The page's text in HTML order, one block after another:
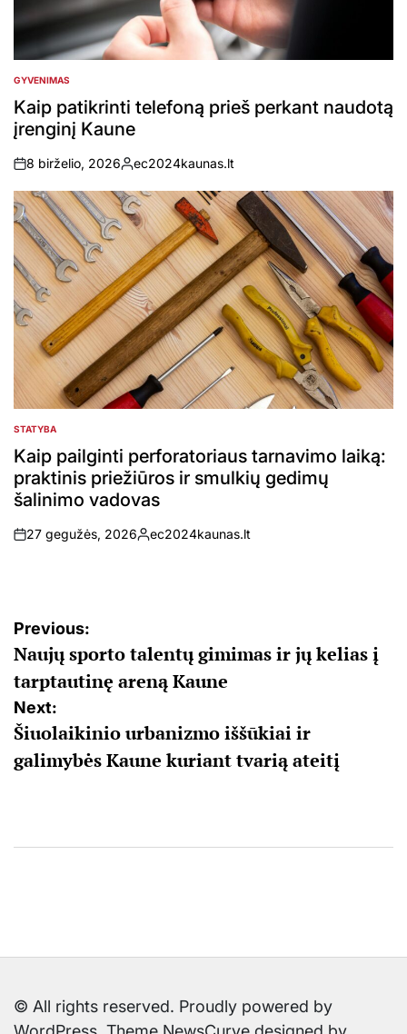
POSTED
IN
GYVENIMAS
Kaip patikrinti telefoną prieš perkant naudotą
įrenginį Kaune
on
8 birželio, 2026
Posted
by
ec2024kaunas.lt
POSTED
IN
STATYBA
Kaip pailginti perforatoriaus tarnavimo laiką:
praktinis priežiūros ir smulkių gedimų
šalinimo vadovas
on
27 gegužės, 2026
Posted
ec2024kaunas.lt
Navigacija
tarp
įrašų
Previous:
Naujų sporto talentų gimimas ir jų kelias į
tarptautinę areną Kaune
Next:
Šiuolaikinio urbanizmo iššūkiai ir
galimybės Kaune kuriant tvarią ateitį
© All rights reserved. Proudly powered by